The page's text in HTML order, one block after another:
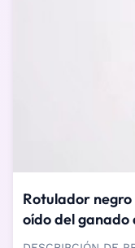
Rotulador
oído del
14.5*15m m